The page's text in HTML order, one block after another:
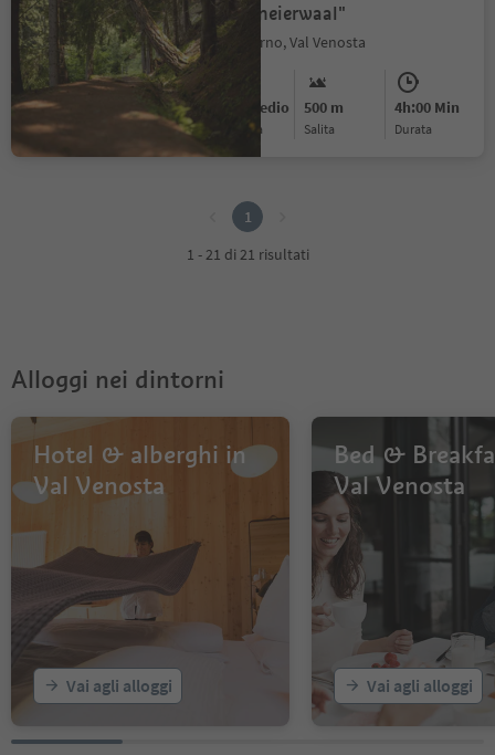
"Gschneierwaal"
Sluderno, Val Venosta
Intermedio
Difficoltà
500 m
Salita
4h:00 Min
durata
1
1 - 21 di 21 risultati
Alloggi nei dintorni
Hotel & alberghi in
Val Venosta
Vai agli alloggi
Bed &
Val Venosta
Vai agli alloggi